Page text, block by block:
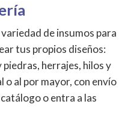
de insumos para
tus propios diseños:
herrajes, hilos y
o al por mayor, con envío
o entra a las